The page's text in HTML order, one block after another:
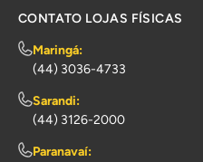
CONTATO LOJAS FÍSICAS
Maringá:
(44) 3036-4733
Sarandi:
(44) 3126-2000
Paranavaí: